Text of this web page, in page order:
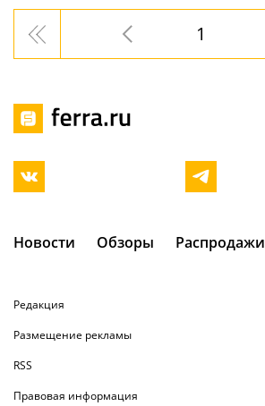
1
Новости Обзоры Распродажи
Редакция
Размещение рекламы
RSS
Правовая информация